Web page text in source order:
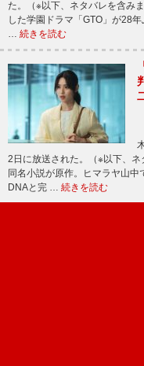
た。（※以下、ネタバレを含み
した学園ドラマ「GTO」が28
続きを読む
2日に放送された。（※以下、
同名小説が原作。ヒマラヤ山
DNAと完 … 続きを読む